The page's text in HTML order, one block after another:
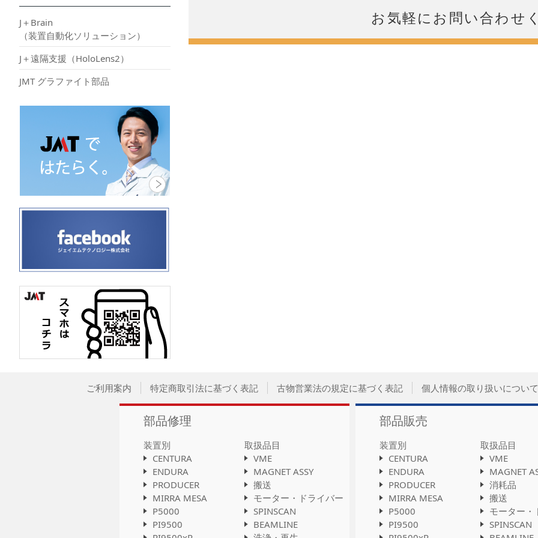
お気軽にお問い合わせ
J＋Brain
（装置自動化ソリューション）
J＋遠隔支援（HoloLens2）
JMT グラファイト部品
ご利用案内 特定商取引法に基づく表記 古物営業法の規定に基づく表記 個人情報の取り扱いについて
部品修理
装置別
CENTURA
ENDURA
PRODUCER
MIRRA MESA
P5000
PI9500
取扱品目
VME
MAGNET ASSY
搬送
モーター・ドライバー
SPINSCAN
BEAMLINE
部品販売
装置別
CENTURA
ENDURA
PRODUCER
MIRRA MESA
P5000
PI9500
取扱品目
VME
MAGNET
消耗品
搬送
モーター・
SPINSCAN